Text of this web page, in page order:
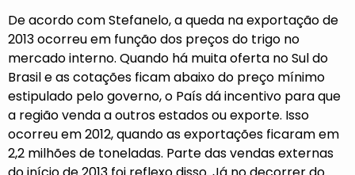
De acordo com Stefanelo, a queda na exportação de
2013 ocorreu em função dos preços do trigo no
mercado interno. Quando há muita oferta no Sul do
Brasil e as cotações ficam abaixo do preço mínimo
estipulado pelo governo, o País dá incentivo para que
a região venda a outros estados ou exporte. Isso
ocorreu em 2012, quando as exportações ficaram em
2,2 milhões de toneladas. Parte das vendas externas